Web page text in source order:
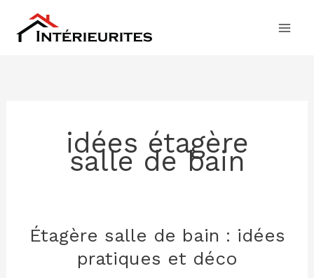
contenu
idées étagère
salle de bain
Étagère salle de bain : idées
pratiques et déco
Étagère